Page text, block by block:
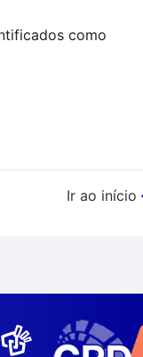
como
Ir ao início